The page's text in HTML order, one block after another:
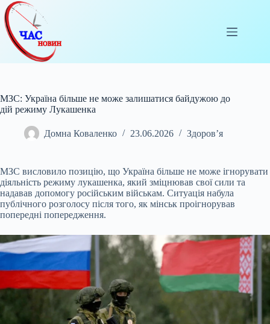
Перейти
до
вмісту
МЗС: Україна більше не може залишатися байдужою до
дій режиму Лукашенка
Домна Коваленко 23.06.2026 Здоров’я
МЗС висловило позицію, що Україна більше не може ігнорувати
діяльність режиму лукашенка, який зміцнював свої сили та
надавав допомогу російським військам. Ситуація набула
публічного розголосу після того, як мінськ проігнорував
попередні попередження.